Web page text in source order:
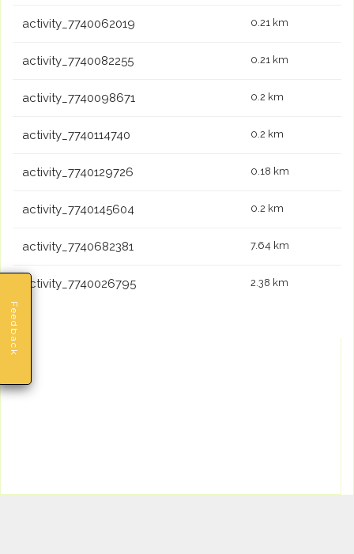
Feedback
activity_7740062019 0.21 km
activity_7740082255 0.21 km
activity_7740098671 0.2 km
activity_7740114740 0.2 km
activity_7740129726 0.18 km
activity_7740145604 0.2 km
activity_7740682381 7.64 km
activity_7740026795 2.38 km